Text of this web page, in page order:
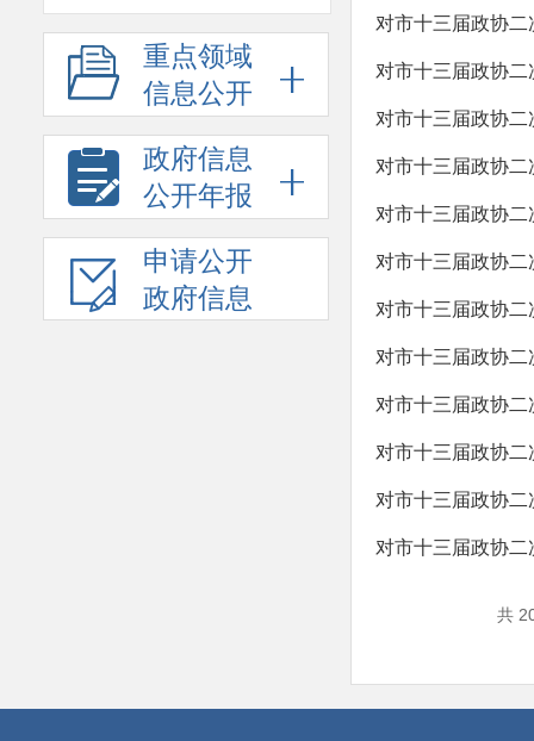
重点领域
信息公开
政府信息
公开年报
申请公开
政府信息
对市十三届政协
对市十三届政协
对市十三届政协
对市十三届政协
对市十三届政协
对市十三届政协
对市十三届政协
对市十三届政协
对市十三届政协
对市十三届政协
对市十三届政协
对市十三届政协
共